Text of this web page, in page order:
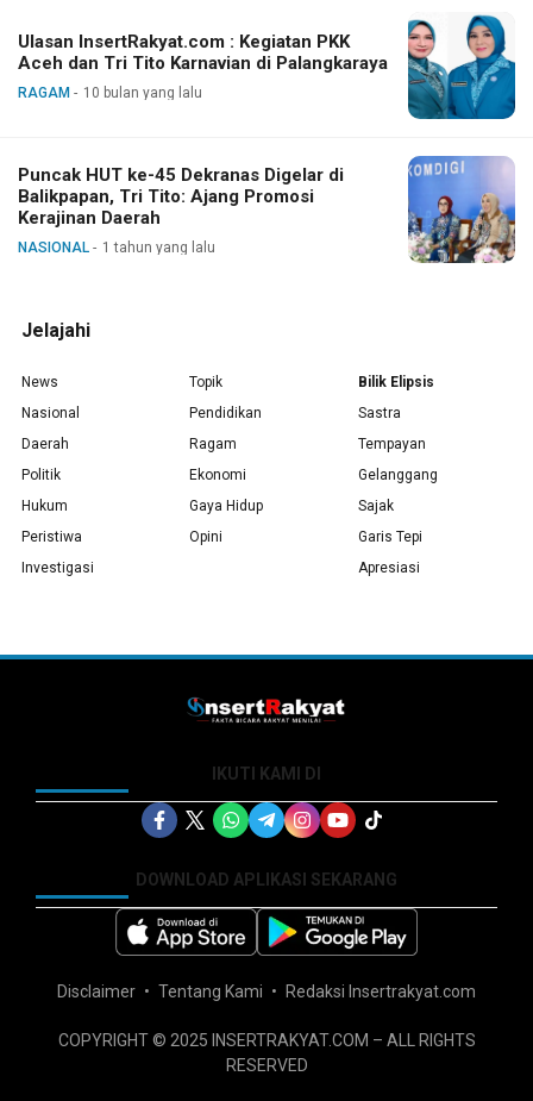
Ulasan InsertRakyat.com : Kegiatan PKK
Aceh dan Tri Tito Karnavian di Palangkaraya
RAGAM 10 bulan yang lalu
Puncak HUT ke-45 Dekranas Digelar di
Balikpapan, Tri Tito: Ajang Promosi
Kerajinan Daerah
NASIONAL 1 tahun yang lalu
Jelajahi
News
Nasional
Daerah
Politik
Hukum
Peristiwa
Investigasi
Topik
Pendidikan
Ragam
Ekonomi
Gaya Hidup
Opini
Bilik Elipsis
Sastra
Tempayan
Gelanggang
Sajak
Garis Tepi
Apresiasi
IKUTI KAMI DI
DOWNLOAD APLIKASI SEKARANG
Disclaimer Tentang Kami Redaksi Insertrakyat.com
COPYRIGHT © 2025 INSERTRAKYAT.COM – ALL RIGHTS
RESERVED